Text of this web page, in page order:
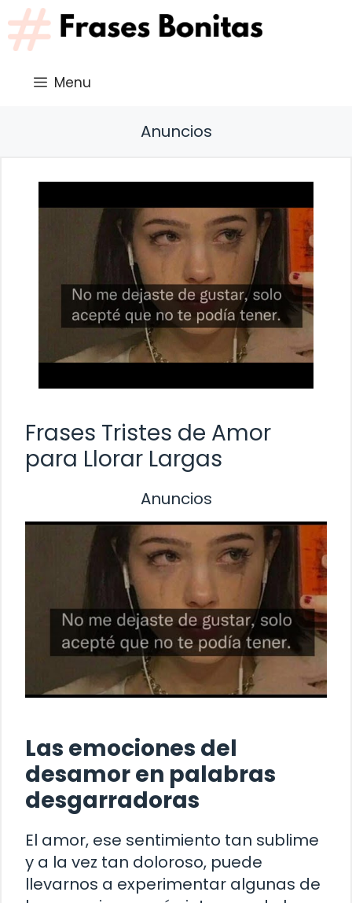
Saltar
al
contenido
Menu
Anuncios
Frases Tristes de Amor
para Llorar Largas
Anuncios
Las emociones del
desamor en palabras
desgarradoras
El amor, ese sentimiento tan sublime
y a la vez tan doloroso, puede
llevarnos a experimentar algunas de